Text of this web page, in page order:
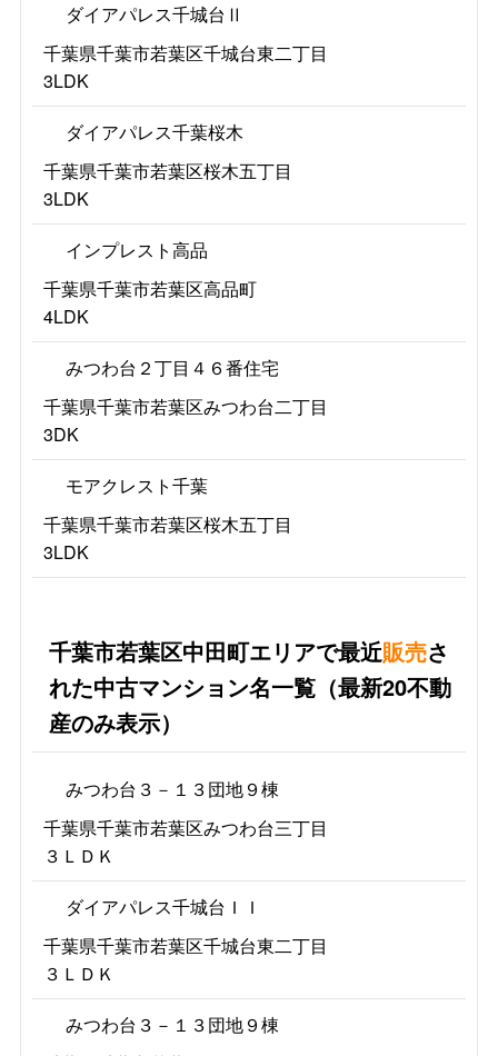
ダイアパレス千城台Ⅱ
千葉県千葉市若葉区千城台東二丁目
3LDK
ダイアパレス千葉桜木
千葉県千葉市若葉区桜木五丁目
3LDK
インプレスト高品
千葉県千葉市若葉区高品町
4LDK
みつわ台２丁目４６番住宅
千葉県千葉市若葉区みつわ台二丁目
3DK
モアクレスト千葉
千葉県千葉市若葉区桜木五丁目
3LDK
千葉市若葉区中田町エリアで最近販売さ
れた中古マンション名一覧（最新20不動
産のみ表示）
みつわ台３－１３団地９棟
千葉県千葉市若葉区みつわ台三丁目
３ＬＤＫ
ダイアパレス千城台ＩＩ
千葉県千葉市若葉区千城台東二丁目
３ＬＤＫ
みつわ台３－１３団地９棟